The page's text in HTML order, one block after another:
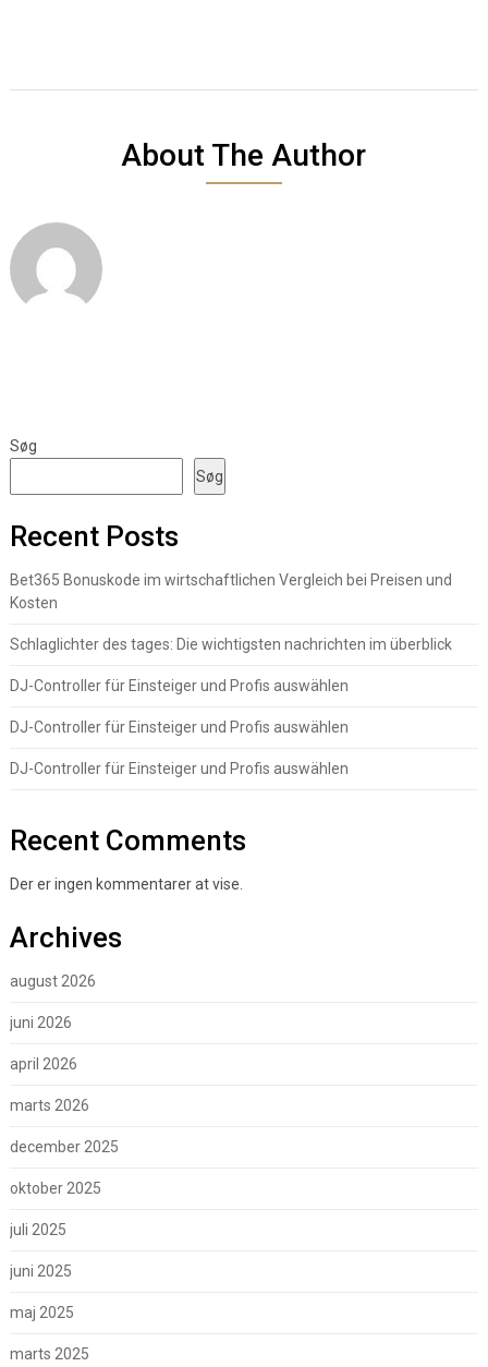
About The Author
Søg
Søg
Recent Posts
Bet365 Bonuskode im wirtschaftlichen Vergleich bei Preisen und
Kosten
Schlaglichter des tages: Die wichtigsten nachrichten im überblick
DJ-Controller für Einsteiger und Profis auswählen
DJ-Controller für Einsteiger und Profis auswählen
DJ-Controller für Einsteiger und Profis auswählen
Recent Comments
Der er ingen kommentarer at vise.
Archives
august 2026
juni 2026
april 2026
marts 2026
december 2025
oktober 2025
juli 2025
juni 2025
maj 2025
marts 2025